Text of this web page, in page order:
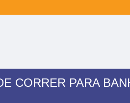
CORRER PARA